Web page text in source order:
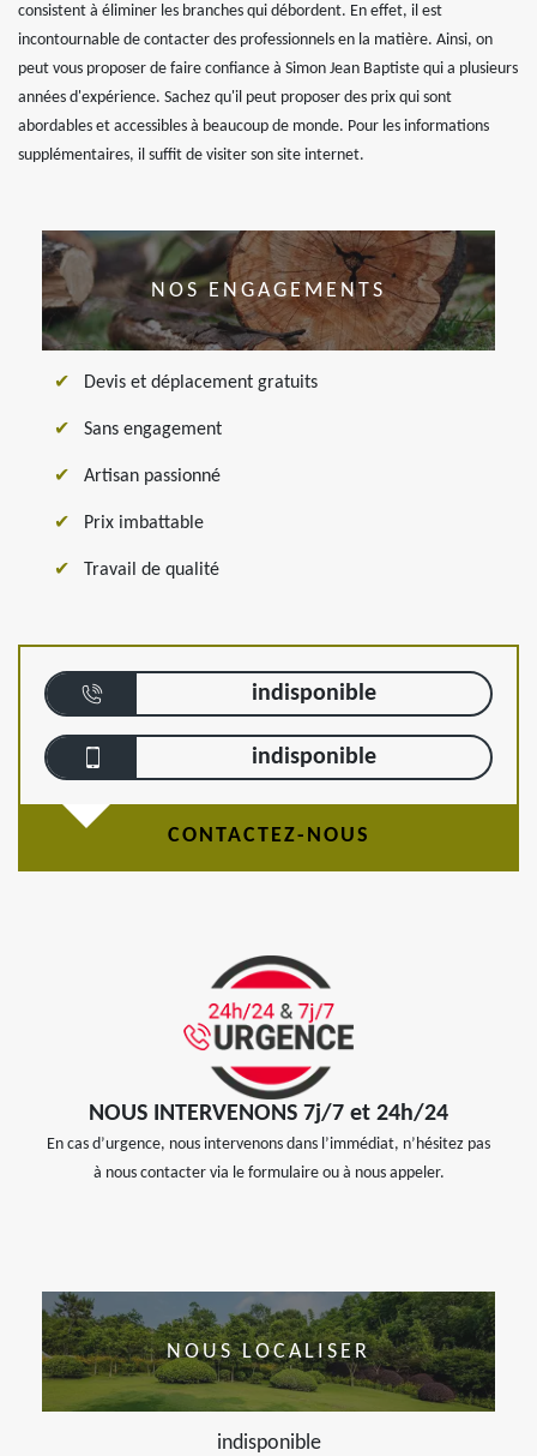
consistent à éliminer les branches qui débordent. En effet, il est
incontournable de contacter des professionnels en la matière. Ainsi, on
peut vous proposer de faire confiance à Simon Jean Baptiste qui a plusieurs
années d'expérience. Sachez qu'il peut proposer des prix qui sont
abordables et accessibles à beaucoup de monde. Pour les informations
supplémentaires, il suffit de visiter son site internet.
NOS ENGAGEMENTS
Devis et déplacement gratuits
Sans engagement
Artisan passionné
Prix imbattable
Travail de qualité
indisponible
indisponible
CONTACTEZ-NOUS
NOUS INTERVENONS 7j/7 et 24h/24
En cas d’urgence, nous intervenons dans l’immédiat, n’hésitez pas
à nous contacter via le formulaire ou à nous appeler.
NOUS LOCALISER
indisponible